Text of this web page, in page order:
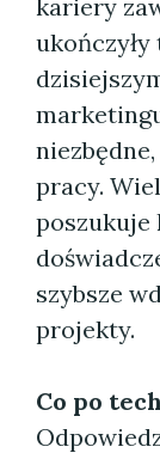
kariery
pracy.
poszukuje
szybsze
projekty.
Co po